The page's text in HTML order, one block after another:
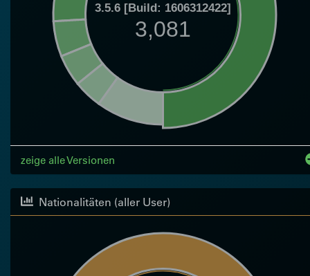
3.5.6 [Build: 1606312422]
3,081
zeige alle Versionen
Nationalitäten (aller User)